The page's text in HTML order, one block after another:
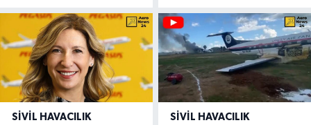
SIVIL HAVACILIK SIVIL HAVACILIK